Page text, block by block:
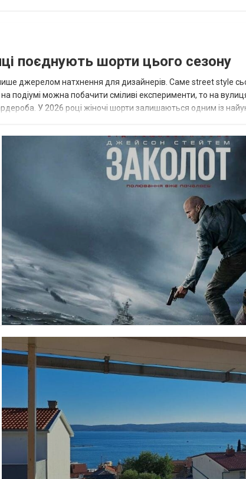
поєднують шорти цього сезону
джерелом натхнення для дизайнерів. Саме street style
подіумі можна побачити сміливі експерименти, то на
У 2026 році жіночі шорти залишаються одним із